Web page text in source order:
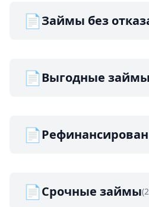
📄Займы без
📄Выгодные займы
📄
📄Срочные займы